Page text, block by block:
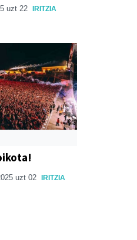
uzt 22 IRITZIA
uzt 02 IRITZIA